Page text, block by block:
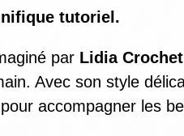
tutoriel.
par Lidia
Avec son style
accompagner les